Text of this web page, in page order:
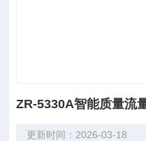
ZR-5330A智能质量流
更新时间：2026-03-18